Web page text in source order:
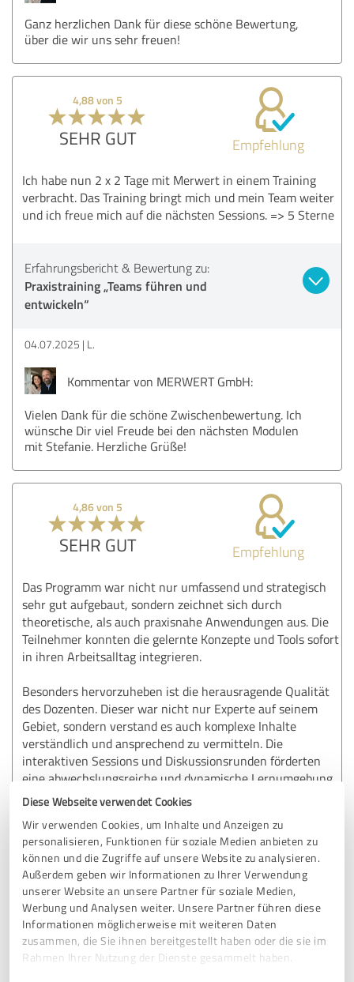
Diese Webseite verwendet Cookies
Wir verwenden Cookies, um Inhalte und Anzeigen zu
personalisieren, Funktionen für soziale Medien anbieten zu
können und die Zugriffe auf unsere Website zu analysieren.
Außerdem geben wir Informationen zu Ihrer Verwendung
unserer Website an unsere Partner für soziale Medien,
Werbung und Analysen weiter. Unsere Partner führen diese
Informationen möglicherweise mit weiteren Daten
zusammen, die Sie ihnen bereitgestellt haben oder die sie im
Rahmen Ihrer Nutzung der Dienste gesammelt haben.
Ganz herzlichen Dank für diese schöne Bewertung,
über die wir uns sehr freuen!
4,88 von 5
SEHR GUT Empfehlung
Ich habe nun 2 x 2 Tage mit Merwert in einem Training
verbracht. Das Training bringt mich und mein Team weiter
und ich freue mich auf die nächsten Sessions. => 5 Sterne
Erfahrungsbericht & Bewertung zu:
Praxistraining „Teams führen und
entwickeln“
04.07.2025 L.
Kommentar von MERWERT GmbH:
Vielen Dank für die schöne Zwischenbewertung. Ich
wünsche Dir viel Freude bei den nächsten Modulen
mit Stefanie. Herzliche Grüße!
4,86 von 5
SEHR GUT Empfehlung
Das Programm war nicht nur umfassend und strategisch
sehr gut aufgebaut, sondern zeichnet sich durch
theoretische, als auch praxisnahe Anwendungen aus. Die
Teilnehmer konnten die gelernte Konzepte und Tools sofort
in ihren Arbeitsalltag integrieren.
Besonders hervorzuheben ist die herausragende Qualität
des Dozenten. Dieser war nicht nur Experte auf seinem
Gebiet, sondern verstand es auch komplexe Inhalte
verständlich und ansprechend zu vermitteln. Die
interaktiven Sessions und Diskussionsrunden förderten
eine abwechslungsreiche und dynamische Lernumgebung,
in der sich jeder Teilnehmer aktiv einbringen konnte.
Diese Führungskräfteentwicklung war eine Investition, die
sich vielfach ausgezahlt hat. Ich kann sie uneingeschränkt
jedem empfehlen, der seine Führungsposition stärken und
eine Kultur des Miteinander fördern möchte. Ein großes
Dankeschön an das gesamte Team für diese äußerst
wertvolle und transformative Erfahrung!